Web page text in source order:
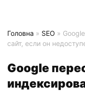
Головна » SEO »
сайт, если он
Google